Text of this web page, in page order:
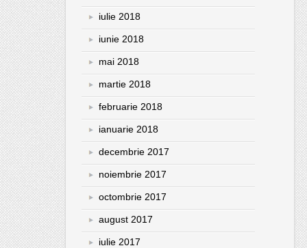
iulie 2018
iunie 2018
mai 2018
martie 2018
februarie 2018
ianuarie 2018
decembrie 2017
noiembrie 2017
octombrie 2017
august 2017
iulie 2017